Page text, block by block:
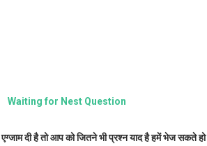
Waiting for Nest Question
दी है तो आप को जितने भी प्रश्न याद है हमें भेज सकते हो